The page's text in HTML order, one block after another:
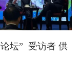
坛” 受访者 供